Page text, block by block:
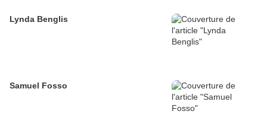
Lynda Benglis
Samuel Fosso